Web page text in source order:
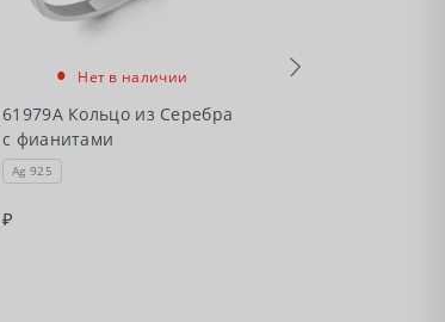
• Нет в наличии
61979А Кольцо из Серебра
с фианитами
Ag 925